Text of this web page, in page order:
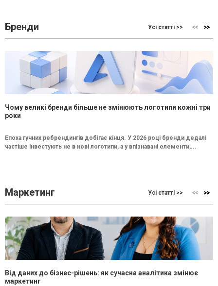
Бренди Усі статті >>
Чому великі бренди більше не змінюють логотипи кожні три
роки
Епоха гучних ребрендингів добігає кінця. У 2026 році бренди дедалі
частіше інвестують не в нові логотипи, а у впізнавані елементи,...
Маркетинг Усі статті >>
Від даних до бізнес-рішень: як сучасна аналітика змінює
маркетинг